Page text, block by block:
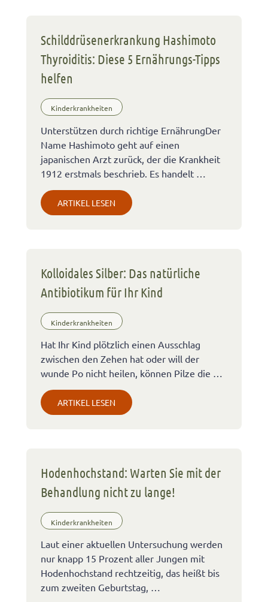
Schilddrüsenerkrankung Hashimoto
Thyroiditis: Diese 5 Ernährungs-Tipps
helfen
Kinderkrankheiten
Unterstützen durch richtige ErnährungDer
Name Hashimoto geht auf einen
japanischen Arzt zurück, der die Krankheit
1912 erstmals beschrieb. Es handelt …
ARTIKEL LESEN
Kolloidales Silber: Das natürliche
Antibiotikum für Ihr Kind
Kinderkrankheiten
Hat Ihr Kind plötzlich einen Ausschlag
zwischen den Zehen hat oder will der
wunde Po nicht heilen, können Pilze die …
ARTIKEL LESEN
Hodenhochstand: Warten Sie mit der
Behandlung nicht zu lange!
Kinderkrankheiten
Laut einer aktuellen Untersuchung werden
nur knapp 15 Prozent aller Jungen mit
Hodenhochstand rechtzeitig, das heißt bis
zum zweiten Geburtstag, …